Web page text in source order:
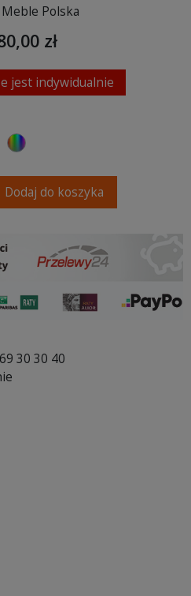
Polska
zł
jest indywidualnie
wybór koloru
Dodaj do koszyka
30 30 40